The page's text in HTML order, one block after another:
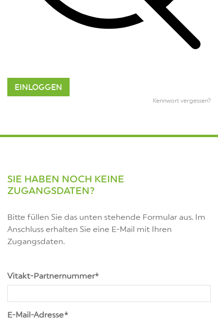
Kennwort vergessen?
SIE HABEN NOCH KEINE
ZUGANGSDATEN?
Bitte füllen Sie das unten stehende Formular aus. Im
Anschluss erhalten Sie eine E-Mail mit Ihren
Zugangsdaten.
Vitakt-Partnernummer*
E-Mail-Adresse*